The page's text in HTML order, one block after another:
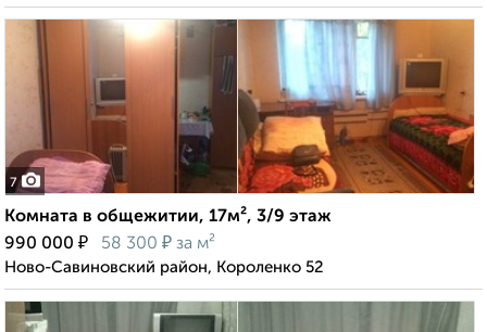
7
Комната в общежитии, 17м², 3/9 этаж
990 000 ₽ 58 300 ₽ за м²
Ново-Савиновский район, Короленко 52